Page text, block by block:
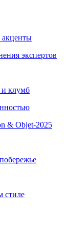
акценты
экспертов
и клумб
& Objet-2025
стиле